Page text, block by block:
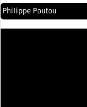
Philippe Poutou